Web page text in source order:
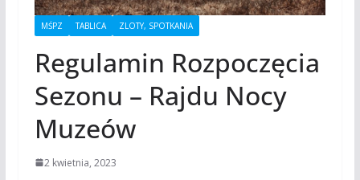
MŚPZ TABLICA ZLOTY, SPOTKANIA
Regulamin Rozpoczęcia
Sezonu – Rajdu Nocy
Muzeów
2 kwietnia, 2023